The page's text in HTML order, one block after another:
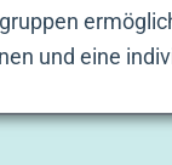
und eine